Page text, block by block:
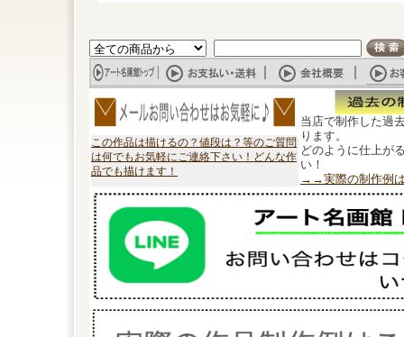
この作品は描けるの？値段は？等のご質問
は何でもお気軽にご連絡下さい！どんな作
品でも描けます！
当店で制作した過
ります。
どのように仕上が
い！
→→実際の制作例